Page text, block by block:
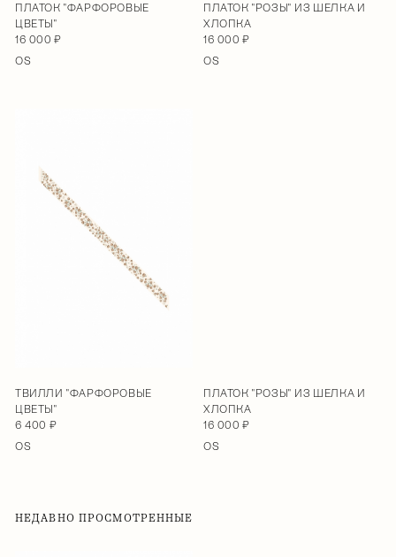
ПЛАТОК "ФАРФОРОВЫЕ
ЦВЕТЫ"
16 000 ₽
OS
ПЛАТОК "РОЗЫ" ИЗ ШЕЛКА И
ХЛОПКА
16 000 ₽
OS
ТВИЛЛИ "ФАРФОРОВЫЕ
ЦВЕТЫ"
6 400 ₽
OS
ПЛАТОК "РОЗЫ" ИЗ ШЕЛКА И
ХЛОПКА
16 000 ₽
OS
НЕДАВНО ПРОСМОТРЕННЫЕ